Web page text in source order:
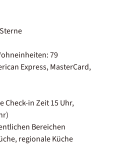
79
Express, MasterCard,
Check-in Zeit 15 Uhr,
Bereichen
regionale Küche